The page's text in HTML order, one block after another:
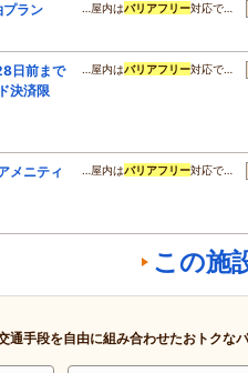
プラン …屋内はバリアフリー対応で…
日前まで
決済限
…屋内はバリアフリー対応で…
メニティ
…屋内はバリアフリー対応で…
この施
通手段を自由に組み合わせたおトクな